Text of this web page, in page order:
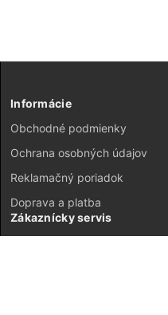
Informácie
Obchodné podmienky
Ochrana osobných údajov
Reklamačný poriadok
Doprava a platba
Zákaznícky servis